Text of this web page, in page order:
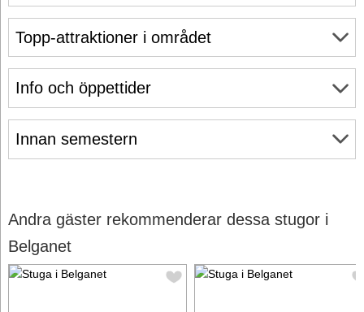
Info och öppettider
Innan semestern
Topp-attraktioner i området
Andra gäster rekommenderar dessa stugor i
Belganet